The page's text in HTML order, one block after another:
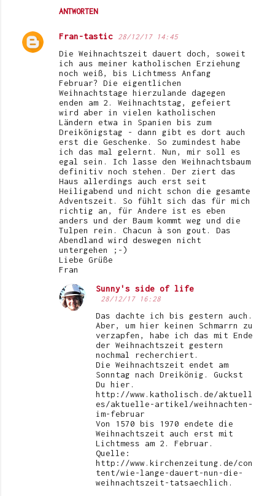
ANTWORTEN
Fran-tastic 28/12/17 14:45
Die Weihnachtszeit dauert doch, soweit
ich aus meiner katholischen Erziehung
noch weiß, bis Lichtmess Anfang
Februar? Die eigentlichen
Weihnachtstage hierzulande dagegen
enden am 2. Weihnachtstag, gefeiert
wird aber in vielen katholischen
Ländern etwa in Spanien bis zum
Dreikönigstag - dann gibt es dort auch
erst die Geschenke. So zumindest habe
ich das mal gelernt. Nun, mir soll es
egal sein. Ich lasse den Weihnachtsbaum
definitiv noch stehen. Der ziert das
Haus allerdings auch erst seit
Heiligabend und nicht schon die gesamte
Adventszeit. So fühlt sich das für mich
richtig an, für Andere ist es eben
anders und der Baum kommt weg und die
Tulpen rein. Chacun à son gout. Das
Abendland wird deswegen nicht
untergehen ;-)
Liebe Grüße
Fran
Sunny's side of life
28/12/17 16:28
Das dachte ich bis gestern auch.
Aber, um hier keinen Schmarrn zu
verzapfen, habe ich das mit Ende
der Weihnachtszeit gestern
nochmal recherchiert.
Die Weihnachtszeit endet am
Sonntag nach Dreikönig. Guckst
Du hier.
http://www.katholisch.de/aktuell
es/aktuelle-artikel/weihnachten-
im-februar
Von 1570 bis 1970 endete die
Weihnachtszeit auch erst mit
Lichtmess am 2. Februar.
Quelle:
http://www.kirchenzeitung.de/con
tent/wie-lange-dauert-nun-die-
weihnachtszeit-tatsaechlich.